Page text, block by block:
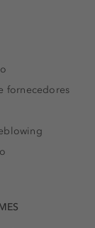
fornecedores